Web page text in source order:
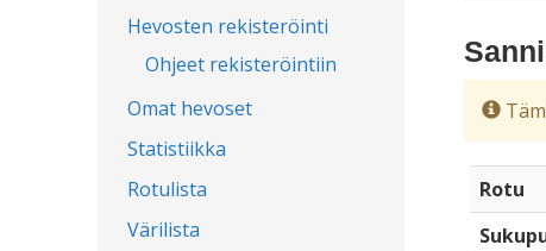
Hevosten rekisteröinti
Ohjeet rekisteröintiin
Omat hevoset
Statistiikka
Rotulista
Värilista
Rotu